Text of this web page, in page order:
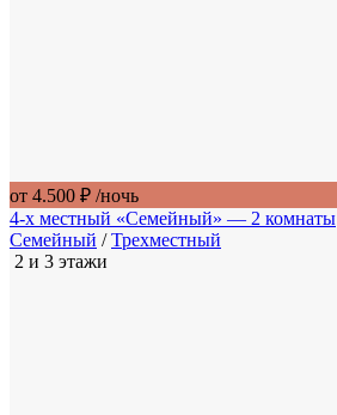
от 4.500 ₽ /ночь
4-х местный «Семейный» — 2 комнаты
Семейный /Трехместный
2 и 3 этажи